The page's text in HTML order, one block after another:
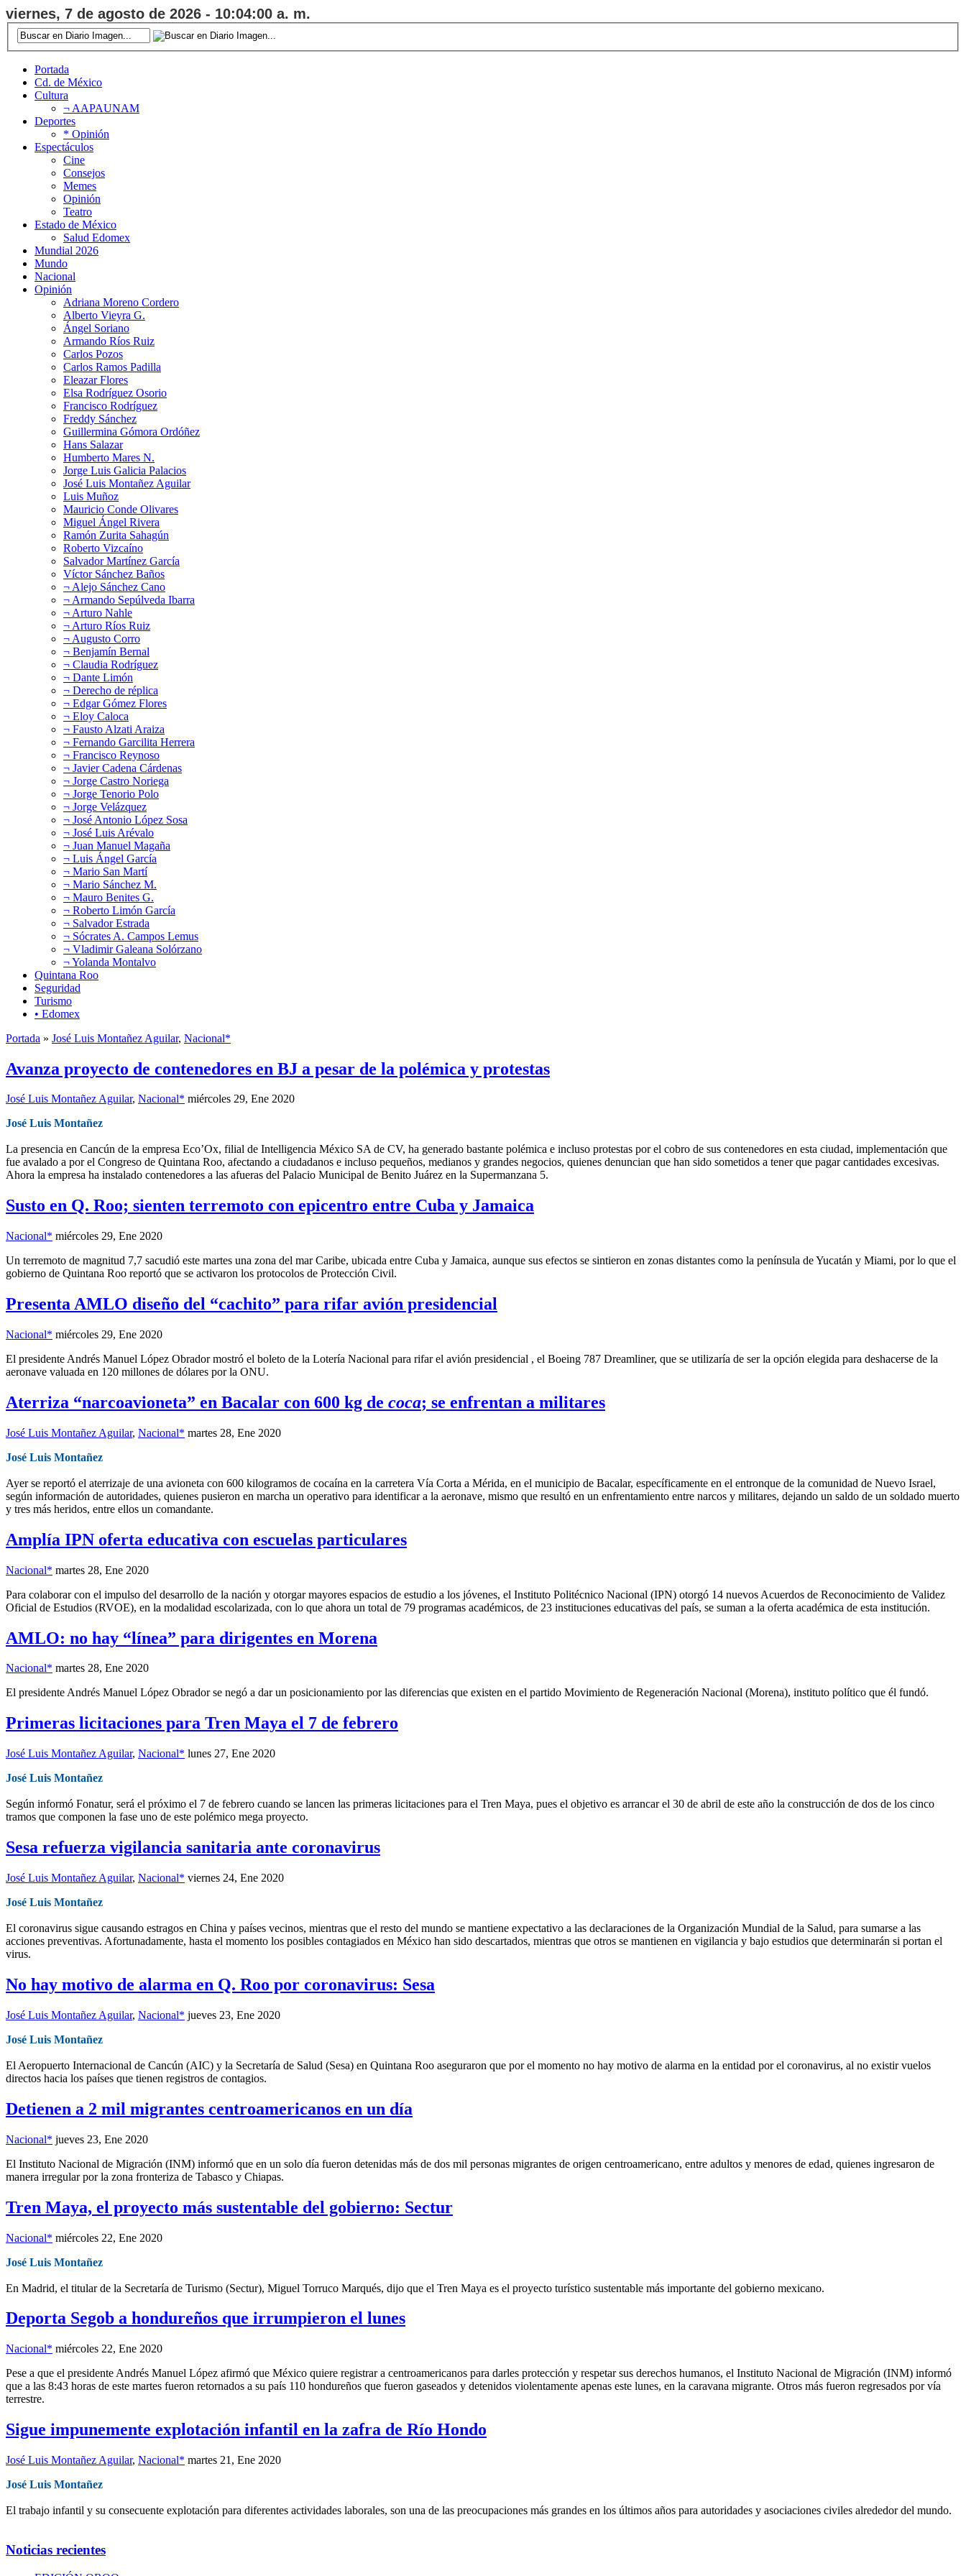
viernes, 7 de agosto de 2026 - 10:04:00 a. m.
Portada
Cd. de México
Cultura
¬ AAPAUNAM
Deportes
* Opinión
Espectáculos
Cine
Consejos
Memes
Opinión
Teatro
Estado de México
Salud Edomex
Mundial 2026
Mundo
Nacional
Opinión
Adriana Moreno Cordero
Alberto Vieyra G.
Ángel Soriano
Armando Ríos Ruiz
Carlos Pozos
Carlos Ramos Padilla
Eleazar Flores
Elsa Rodríguez Osorio
Francisco Rodríguez
Freddy Sánchez
Guillermina Gómora Ordóñez
Hans Salazar
Humberto Mares N.
Jorge Luis Galicia Palacios
José Luis Montañez Aguilar
Luis Muñoz
Mauricio Conde Olivares
Miguel Ángel Rivera
Ramón Zurita Sahagún
Roberto Vizcaíno
Salvador Martínez García
Víctor Sánchez Baños
¬ Alejo Sánchez Cano
¬ Armando Sepúlveda Ibarra
¬ Arturo Nahle
¬ Arturo Ríos Ruiz
¬ Augusto Corro
¬ Benjamín Bernal
¬ Claudia Rodríguez
¬ Dante Limón
¬ Derecho de réplica
¬ Edgar Gómez Flores
¬ Eloy Caloca
¬ Fausto Alzati Araiza
¬ Fernando Garcilita Herrera
¬ Francisco Reynoso
¬ Javier Cadena Cárdenas
¬ Jorge Castro Noriega
¬ Jorge Tenorio Polo
¬ Jorge Velázquez
¬ José Antonio López Sosa
¬ José Luis Arévalo
¬ Juan Manuel Magaña
¬ Luis Ángel García
¬ Mario San Martí
¬ Mario Sánchez M.
¬ Mauro Benites G.
¬ Roberto Limón García
¬ Salvador Estrada
¬ Sócrates A. Campos Lemus
¬ Vladimir Galeana Solórzano
¬ Yolanda Montalvo
Quintana Roo
Seguridad
Turismo
• Edomex
Portada » José Luis Montañez Aguilar, Nacional*
Avanza proyecto de contenedores en BJ a pesar de la polémica y protestas
José Luis Montañez Aguilar, Nacional* miércoles 29, Ene 2020
José Luis Montañez
La presencia en Cancún de la empresa Eco’Ox, filial de Intelligencia México SA de CV, ha generado bastante polémica e incluso protestas por el cobro de sus contenedores en esta ciudad, implementación que
fue avalado a por el Congreso de Quintana Roo, afectando a ciudadanos e incluso pequeños, medianos y grandes negocios, quienes denuncian que han sido sometidos a tener que pagar cantidades excesivas.
Ahora la empresa ha instalado contenedores a las afueras del Palacio Municipal de Benito Juárez en la Supermanzana 5.
Susto en Q. Roo; sienten terremoto con epicentro entre Cuba y Jamaica
Nacional* miércoles 29, Ene 2020
Un terremoto de magnitud 7,7 sacudió este martes una zona del mar Caribe, ubicada entre Cuba y Jamaica, aunque sus efectos se sintieron en zonas distantes como la península de Yucatán y Miami, por lo que el
gobierno de Quintana Roo reportó que se activaron los protocolos de Protección Civil.
Presenta AMLO diseño del “cachito” para rifar avión presidencial
Nacional* miércoles 29, Ene 2020
El presidente Andrés Manuel López Obrador mostró el boleto de la Lotería Nacional para rifar el avión presidencial , el Boeing 787 Dreamliner, que se utilizaría de ser la opción elegida para deshacerse de la
aeronave valuada en 120 millones de dólares por la ONU.
Aterriza “narcoavioneta” en Bacalar con 600 kg de coca; se enfrentan a militares
José Luis Montañez Aguilar, Nacional* martes 28, Ene 2020
José Luis Montañez
Ayer se reportó el aterrizaje de una avioneta con 600 kilogramos de cocaína en la carretera Vía Corta a Mérida, en el municipio de Bacalar, específicamente en el entronque de la comunidad de Nuevo Israel,
según información de autoridades, quienes pusieron en marcha un operativo para identificar a la aeronave, mismo que resultó en un enfrentamiento entre narcos y militares, dejando un saldo de un soldado muerto
y tres más heridos, entre ellos un comandante.
Amplía IPN oferta educativa con escuelas particulares
Nacional* martes 28, Ene 2020
Para colaborar con el impulso del desarrollo de la nación y otorgar mayores espacios de estudio a los jóvenes, el Instituto Politécnico Nacional (IPN) otorgó 14 nuevos Acuerdos de Reconocimiento de Validez
Oficial de Estudios (RVOE), en la modalidad escolarizada, con lo que ahora un total de 79 programas académicos, de 23 instituciones educativas del país, se suman a la oferta académica de esta institución.
AMLO: no hay “línea” para dirigentes en Morena
Nacional* martes 28, Ene 2020
El presidente Andrés Manuel López Obrador se negó a dar un posicionamiento por las diferencias que existen en el partido Movimiento de Regeneración Nacional (Morena), instituto político que él fundó.
Primeras licitaciones para Tren Maya el 7 de febrero
José Luis Montañez Aguilar, Nacional* lunes 27, Ene 2020
José Luis Montañez
Según informó Fonatur, será el próximo el 7 de febrero cuando se lancen las primeras licitaciones para el Tren Maya, pues el objetivo es arrancar el 30 de abril de este año la construcción de dos de los cinco
tramos que componen la fase uno de este polémico mega proyecto.
Sesa refuerza vigilancia sanitaria ante coronavirus
José Luis Montañez Aguilar, Nacional* viernes 24, Ene 2020
José Luis Montañez
El coronavirus sigue causando estragos en China y países vecinos, mientras que el resto del mundo se mantiene expectativo a las declaraciones de la Organización Mundial de la Salud, para sumarse a las
acciones preventivas. Afortunadamente, hasta el momento los posibles contagiados en México han sido descartados, mientras que otros se mantienen en vigilancia y bajo estudios que determinarán si portan el
virus.
No hay motivo de alarma en Q. Roo por coronavirus: Sesa
José Luis Montañez Aguilar, Nacional* jueves 23, Ene 2020
José Luis Montañez
El Aeropuerto Internacional de Cancún (AIC) y la Secretaría de Salud (Sesa) en Quintana Roo aseguraron que por el momento no hay motivo de alarma en la entidad por el coronavirus, al no existir vuelos
directos hacia los países que tienen registros de contagios.
Detienen a 2 mil migrantes centroamericanos en un día
Nacional* jueves 23, Ene 2020
El Instituto Nacional de Migración (INM) informó que en un solo día fueron detenidas más de dos mil personas migrantes de origen centroamericano, entre adultos y menores de edad, quienes ingresaron de
manera irregular por la zona fronteriza de Tabasco y Chiapas.
Tren Maya, el proyecto más sustentable del gobierno: Sectur
Nacional* miércoles 22, Ene 2020
José Luis Montañez
En Madrid, el titular de la Secretaría de Turismo (Sectur), Miguel Torruco Marqués, dijo que el Tren Maya es el proyecto turístico sustentable más importante del gobierno mexicano.
Deporta Segob a hondureños que irrumpieron el lunes
Nacional* miércoles 22, Ene 2020
Pese a que el presidente Andrés Manuel López afirmó que México quiere registrar a centroamericanos para darles protección y respetar sus derechos humanos, el Instituto Nacional de Migración (INM) informó
que a las 8:43 horas de este martes fueron retornados a su país 110 hondureños que fueron gaseados y detenidos violentamente apenas este lunes, en la caravana migrante. Otros más fueron regresados por vía
terrestre.
Sigue impunemente explotación infantil en la zafra de Río Hondo
José Luis Montañez Aguilar, Nacional* martes 21, Ene 2020
José Luis Montañez
El trabajo infantil y su consecuente explotación para diferentes actividades laborales, son una de las preocupaciones más grandes en los últimos años para autoridades y asociaciones civiles alrededor del mundo.
Noticias recientes